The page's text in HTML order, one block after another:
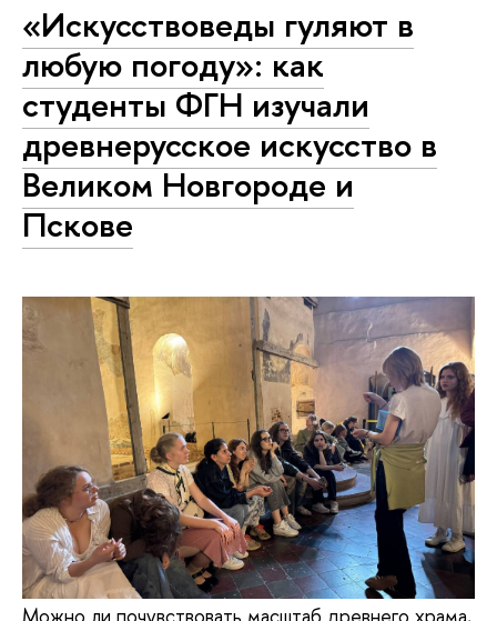
«Искусствоведы гуляют в
любую погоду»: как
студенты ФГН изучали
древнерусское искусство в
Великом Новгороде и
Пскове